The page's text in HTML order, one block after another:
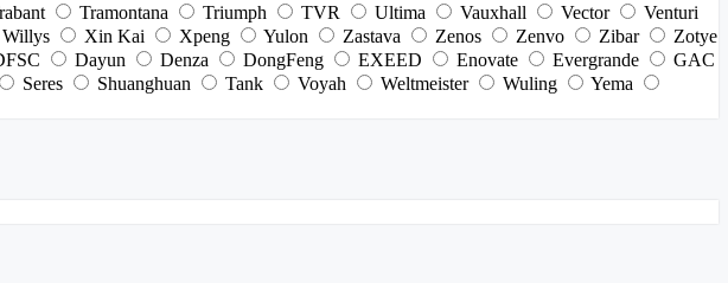
Tramontana Triumph TVR Ultima Vauxhall Vector
Venturi
Willys Xin Kai Xpeng Yulon Zastava Zenos Zenvo Zibar
Zotye
Dayun Denza DongFeng EXEED Enovate Evergrande
GAC
Seres Shuanghuan Tank Voyah Weltmeister Wuling
Yema